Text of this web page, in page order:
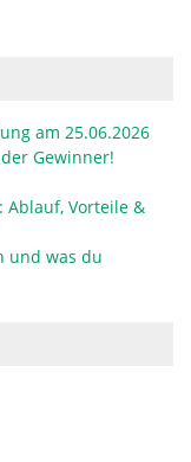
am 25.06.2026
Gewinner!
Ablauf, Vorteile &
und was du